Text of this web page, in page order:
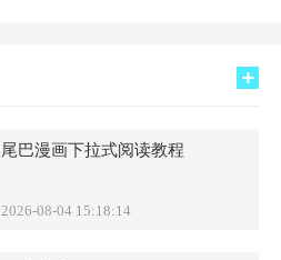
尾巴漫画下拉式阅读教程
2026-08-04 15:18:14